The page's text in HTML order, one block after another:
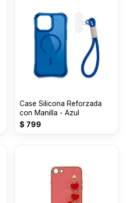
Case Silicona Reforzada
con Manilla - Azul
$ 799